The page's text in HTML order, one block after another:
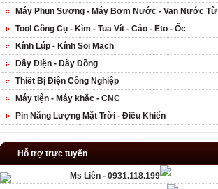
Máy Phun Sương - Máy Bơm Nước - Van Nước Từ
Tool Công Cụ - Kìm - Tua Vít - Cảo - Eto - Ốc
Kính Lúp - Kính Soi Mạch
Dây Điện - Dây Đồng
Thiết Bị Điện Công Nghiệp
Máy tiện - Máy khắc - CNC
Pin Năng Lượng Mặt Trời - Điều Khiển
Hỗ trợ trực tuyến
Ms Liên - 0931.118.199